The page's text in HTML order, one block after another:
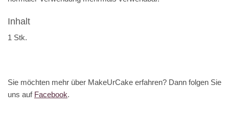
Inhalt
1 Stk.
Sie möchten mehr über MakeUrCake erfahren? Dann folgen Sie
uns auf Facebook.